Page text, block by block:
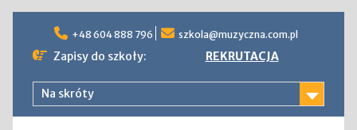
content
+48 604 888 796 szkola@muzyczna.com.pl
Zapisy do szkoły: REKRUTACJA
Na skróty